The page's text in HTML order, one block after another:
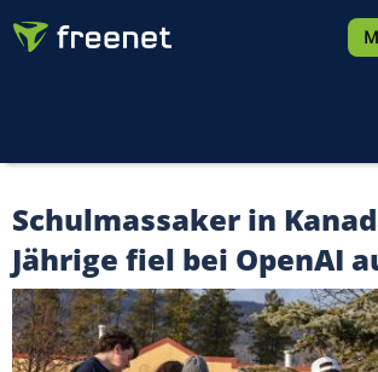
Schulmassaker in
Jährige fiel bei OpenAI